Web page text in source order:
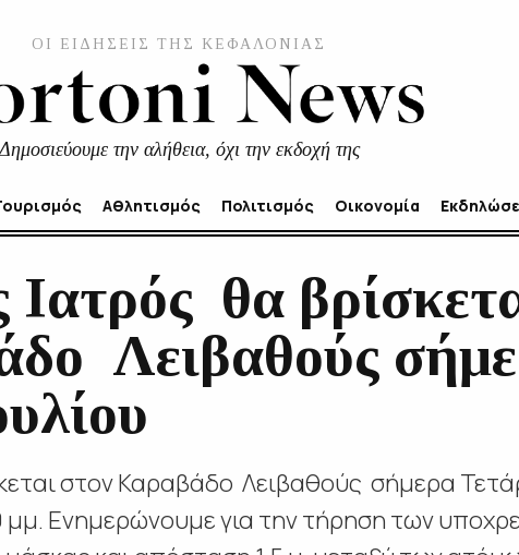
ΟΙ ΕΙΔΗΣΕΙΣ ΤΗΣ ΚΕΦΑΛΟΝΙΑΣ
την αλήθεια, όχι την εκδοχή της
Αθλητισμός Πολιτισμός Οικονομία
Ιατρός θα
Λειβαθούς
στον Καραβάδο Λειβαθούς σήμερα
Ενημερώνουμε για την τήρηση των